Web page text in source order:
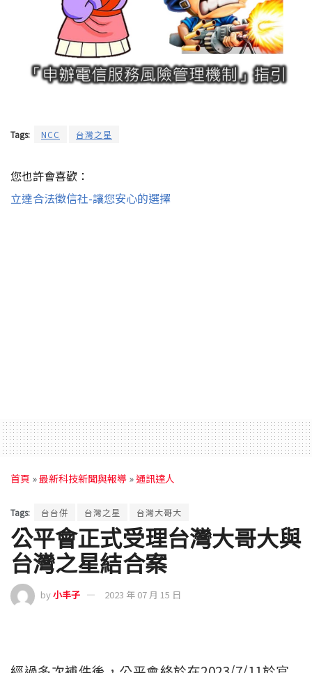
Tags: NCC 台灣之星
您也許會喜歡：
立達合法徵信社-讓您安心的選擇
首頁 »最新科技新聞與報導 »通訊達人
Tags: 台台併 台灣之星 台灣大哥大
公平會正式受理台灣大哥大與
台灣之星結合案
by小丰子 2023 年 07 月 15 日